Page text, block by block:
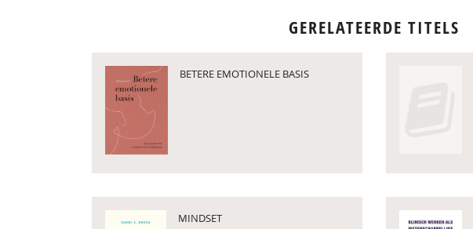
GERELATEERDE TITELS
BETERE EMOTIONELE BASIS
MINDSET